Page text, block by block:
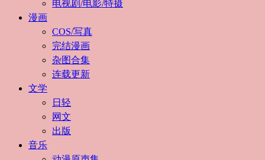
电视剧/电影/特摄
漫画
COS/写真
完结漫画
杂图合集
连载更新
文学
日轻
网文
出版
音乐